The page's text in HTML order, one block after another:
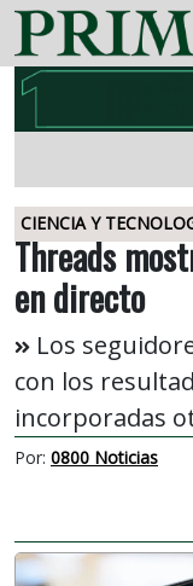
CIENCIA Y
Threads
en directo
Los
con los
incorporadas
Por: 0800 Noticias